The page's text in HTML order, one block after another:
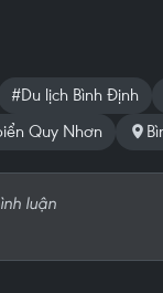
#Du lịch Bình Định
Quy Nhơn